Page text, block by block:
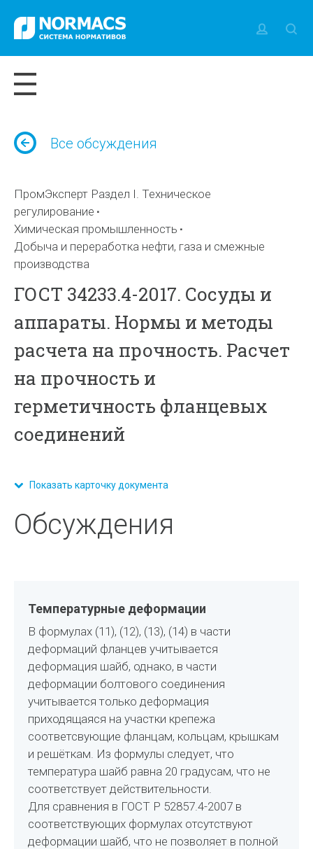
Все обсуждения
ПромЭксперт Раздел I. Техническое
регулирование
Химическая промышленность
Добыча и переработка нефти, газа и смежные
производства
ГОСТ 34233.4-2017. Сосуды и
аппараты. Нормы и методы
расчета на прочность. Расчет
на прочность и
герметичность фланцевых
соединений
Показать карточку документа
Обсуждения
Температурные деформации
В формулах (11), (12), (13), (14) в части
деформаций фланцев учитывается
деформация шайб, однако, в части
деформации болтового соединения
учитывается только деформация
приходящаяся на участки крепежа
соответсвующие фланцам, кольцам, крышкам
и решёткам. Из формулы следует, что
температура шайб равна 20 градусам, что не
соответствует действительности.
Для сравнения в ГОСТ Р 52857.4-2007 в
соответствующих формулах отсутствуют
деформации шайб, что не позволяет в полной